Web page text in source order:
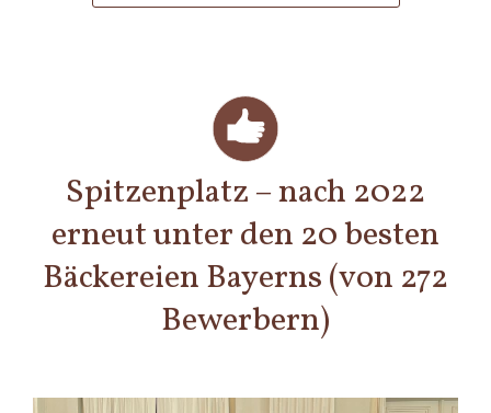
Spitzenplatz – nach 2022
erneut unter den 20 besten
Bäckereien Bayerns (von 272
Bewerbern)